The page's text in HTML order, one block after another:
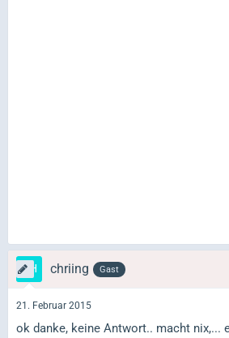
chriing Gast
21. Februar 2015
ok danke, keine Antwort.. macht nix,...